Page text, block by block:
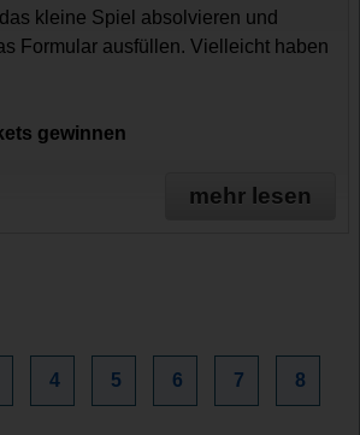
kleine Spiel absolvieren und
Formular ausfüllen. Vielleicht haben
gewinnen
mehr lesen
4 5 6 7 8